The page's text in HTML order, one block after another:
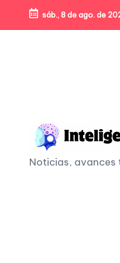
Skip
sáb., 8 de ago. de
I
Noticias, avances